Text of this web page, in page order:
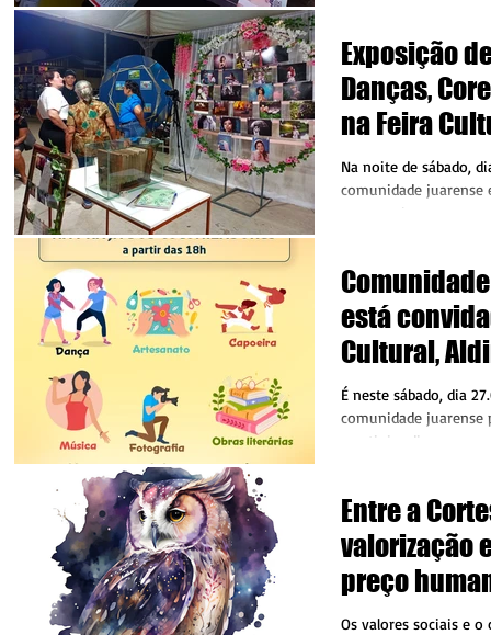
Exposição
Danças,
na Feira
Juara,
artísticas
Gustavo
Na noite de sábado,
comunidade juarense
acompanhar um
está
Cultural,
na Praça dos
É neste sábado, dia
comunidade juarense
prestigiar diversas
Entre a
valorização
preço
humano?
Os valores sociais e